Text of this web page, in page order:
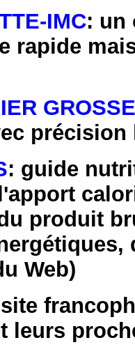
IMC: un
rapide
: guide
produit
Web)
leurs